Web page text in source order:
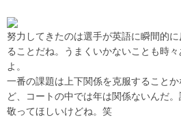
努力してきたのは選手が英語に瞬間的
ることだね。うまくいかないことも時
よ。
一番の課題は上下関係を克服すること
ど、コートの中では年は関係ないんだ
敬ってほしいけどね。笑